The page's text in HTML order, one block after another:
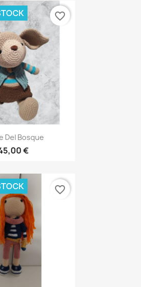
rápida
Del Bosque
€
favorite_border
favorite_border